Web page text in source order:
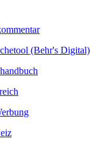
(Behr's Digital)